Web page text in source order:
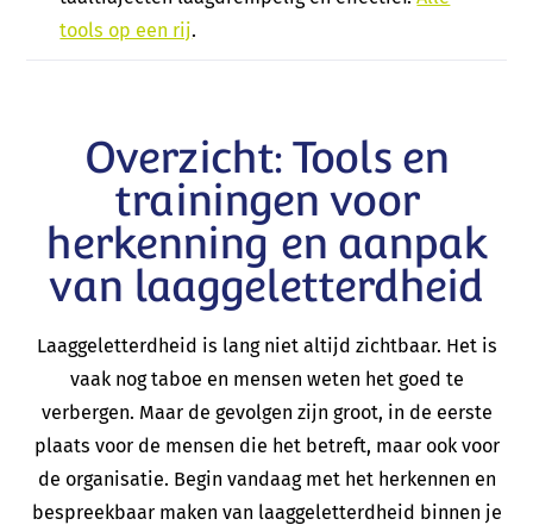
tools op een rij.
Overzicht: Tools en
trainingen voor
herkenning en aanpak
van laaggeletterdheid
Laaggeletterdheid is lang niet altijd zichtbaar. Het is
vaak nog taboe en mensen weten het goed te
verbergen. Maar de gevolgen zijn groot, in de eerste
plaats voor de mensen die het betreft, maar ook voor
de organisatie. Begin vandaag met het herkennen en
bespreekbaar maken van laaggeletterdheid binnen je